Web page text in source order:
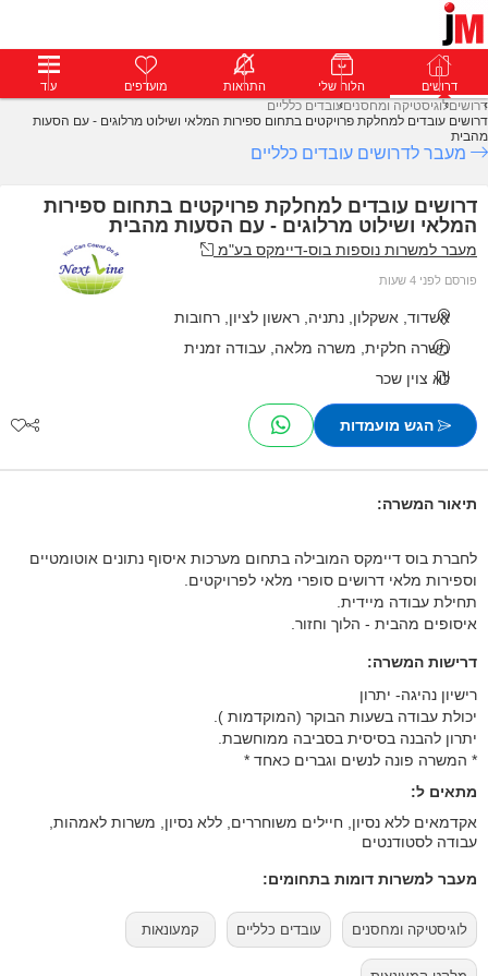
דרושים פרופילים הודעות פרימיום דרושים הלוח שלי התראות מועדפים עוד
דרושיםלוגיסטיקה ומחסניםעובדים כלליים
דרושים עובדים למחלקת פרויקטים בתחום ספירות המלאי ושילוט מרלוגים - עם הסעות
מהבית
מעבר לדרושים עובדים כלליים
דרושים עובדים למחלקת פרויקטים בתחום ספירות
המלאי ושילוט מרלוגים - עם הסעות מהבית
מעבר למשרות נוספות בוס-דיימקס בע"מ
פורסם לפני 4 שעות
אשדוד, אשקלון, נתניה, ראשון לציון, רחובות
משרה חלקית, משרה מלאה, עבודה זמנית
לא צוין שכר
הגש מועמדות
תיאור המשרה:
לחברת בוס דיימקס המובילה בתחום מערכות איסוף נתונים אוטומטיים
וספירות מלאי דרושים סופרי מלאי לפרויקטים.
תחילת עבודה מיידית.
איסופים מהבית - הלוך וחזור.
דרישות המשרה:
רישיון נהיגה- יתרון
יכולת עבודה בשעות הבוקר (המוקדמות ).
יתרון להבנה בסיסית בסביבה ממוחשבת.
* המשרה פונה לנשים וגברים כאחד *
מתאים ל:
אקדמאים ללא נסיון, חיילים משוחררים, ללא נסיון, משרות לאמהות,
עבודה לסטודנטים
מעבר למשרות דומות בתחומים:
לוגיסטיקה ומחסנים עובדים כלליים קמעונאות